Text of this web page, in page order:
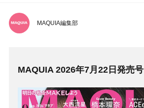
MAQUIA編集部
MAQUIA 2026年7月22日発売号